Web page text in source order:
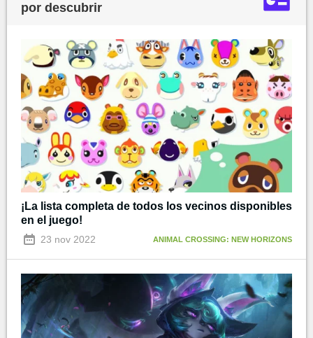
por descubrir
¡La lista completa de todos los vecinos disponibles
en el juego!
23 nov 2022 ANIMAL CROSSING: NEW HORIZONS